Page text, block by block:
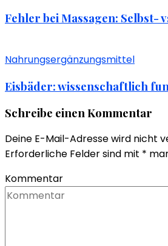
Fehler bei Massagen: Selbst-
Nahrungsergänzungsmittel
Eisbäder: wissenschaftlich
Schreibe einen Kommentar
Deine E-Mail-Adresse wird nicht
Erforderliche Felder sind mit *
Kommentar